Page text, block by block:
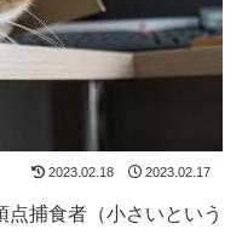
2023.02.18 2023.02.17
捕食者（小さいという